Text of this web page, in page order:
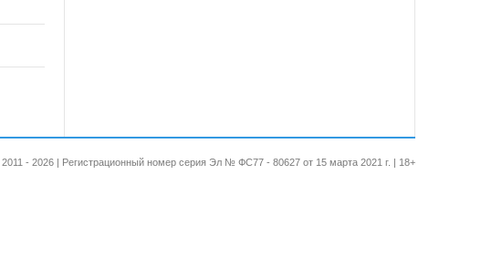
- 2026 | Регистрационный номер серия Эл № ФС77 - 80627 от 15 марта 2021 г. | 18+